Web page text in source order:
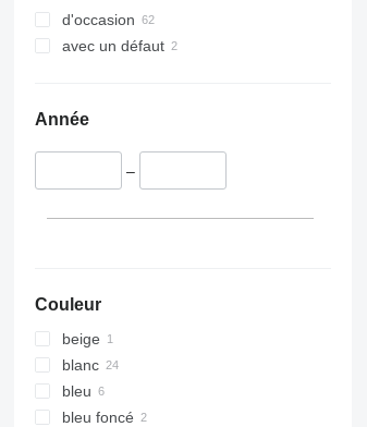
Actros 2651
Actros 2653
Actros 3351
d'occasion
avec un défaut
Année
–
Couleur
beige
blanc
bleu
bleu foncé